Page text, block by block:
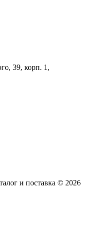
39, корп. 1,
и поставка © 2026